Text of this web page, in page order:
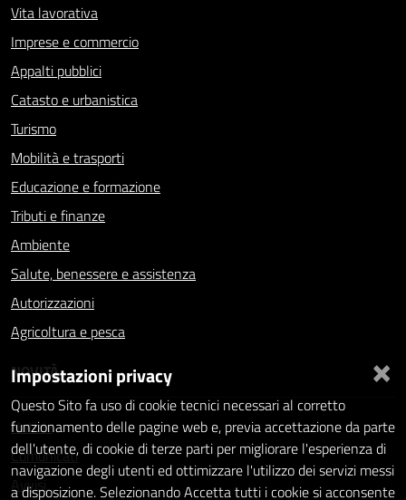
Vita lavorativa
Imprese e commercio
Appalti pubblici
Catasto e urbanistica
Turismo
Mobilità e trasporti
Educazione e formazione
Tributi e finanze
Ambiente
Salute, benessere e assistenza
Autorizzazioni
Agricoltura e pesca
NOVITÀ
Notizie
Comunicati
Avvisi
×
Impostazioni privacy
Questo Sito fa uso di cookie tecnici necessari al corretto
funzionamento delle pagine web e, previa accettazione da parte
dell'utente, di cookie di terze parti per migliorare l'esperienza di
navigazione degli utenti ed ottimizzare l'utilizzo dei servizi messi
a disposizione. Selezionando Accetta tutti i cookie si acconsente